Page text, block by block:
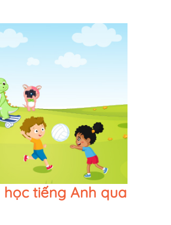
học tiếng Anh qua